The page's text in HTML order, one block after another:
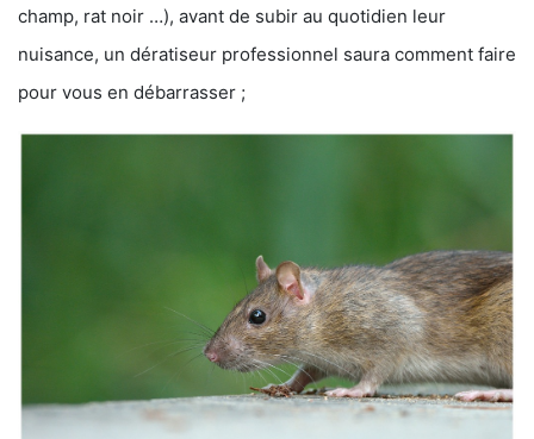
champ, rat noir …), avant de subir au quotidien leur
nuisance, un dératiseur professionnel saura comment faire
pour vous en débarrasser ;